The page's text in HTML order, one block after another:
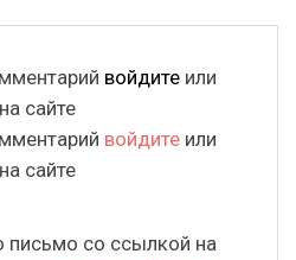
войдите или
на сайте
войдите или
на сайте
письмо со ссылкой на